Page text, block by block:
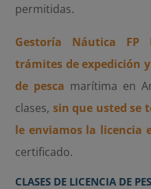
permitidas.
Gestoría Náutica FP
trámites de expedición
de pesca marítima en
clases, sin que usted se
le enviamos la licencia
certificado.
CLASES DE LICENCIA DE